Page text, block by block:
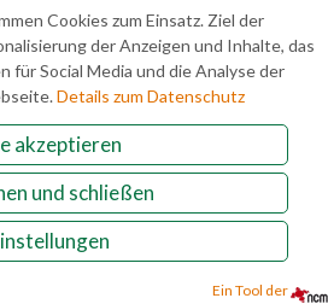
2 A-5522 St.
a. Tgb.
info@laemmerhof.at
Datenschutz Impressum
Cookies zum Einsatz. Ziel der
der Anzeigen und Inhalte, das
für Social Media und die Analyse der
Details zum Datenschutz
akzeptieren
und schließen
Ein Tool der